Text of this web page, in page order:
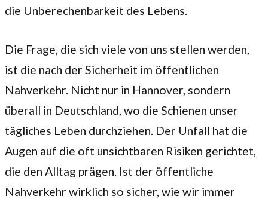
die Unberechenbarkeit des Lebens.
Die Frage, die sich viele von uns stellen werden,
ist die nach der Sicherheit im öffentlichen
Nahverkehr. Nicht nur in Hannover, sondern
überall in Deutschland, wo die Schienen unser
tägliches Leben durchziehen. Der Unfall hat die
Augen auf die oft unsichtbaren Risiken gerichtet,
die den Alltag prägen. Ist der öffentliche
Nahverkehr wirklich so sicher, wie wir immer